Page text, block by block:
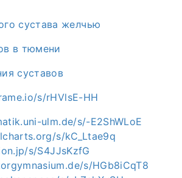
сустава желчью
в тюмени
суставов
s/rHVlsE-HH
ulm.de/s/-E2ShWLoE
s/kC_Ltae9q
s/S4JJsKzfG
s/HGb8iCqT8